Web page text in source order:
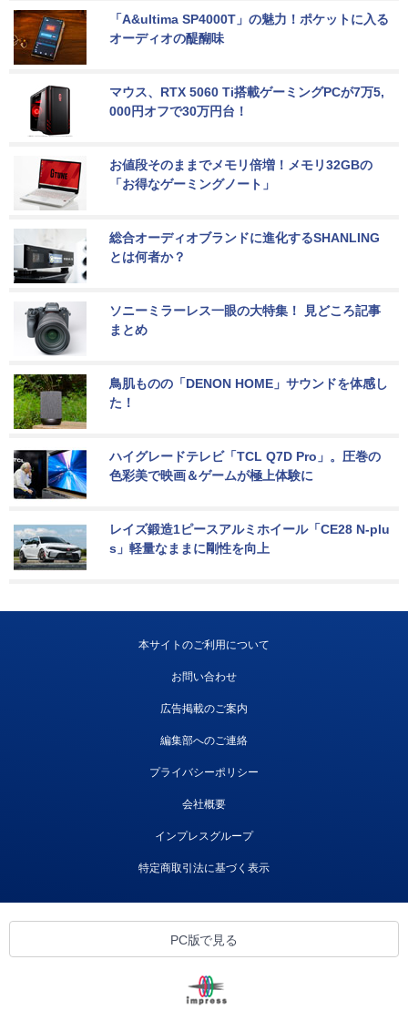
「A&ultima SP4000T」の魅力！ポケットに入る
オーディオの醍醐味
マウス、RTX 5060 Ti搭載ゲーミングPCが7万5,
000円オフで30万円台！
お値段そのままでメモリ倍増！メモリ32GBの
「お得なゲーミングノート」
総合オーディオブランドに進化するSHANLING
とは何者か？
ソニーミラーレス一眼の大特集！ 見どころ記事
まとめ
鳥肌ものの「DENON HOME」サウンドを体感し
た！
ハイグレードテレビ「TCL Q7D Pro」。圧巻の
色彩美で映画＆ゲームが極上体験に
レイズ鍛造1ピースアルミホイール「CE28 N-plu
s」軽量なままに剛性を向上
本サイトのご利用について
お問い合わせ
広告掲載のご案内
編集部へのご連絡
プライバシーポリシー
会社概要
インプレスグループ
特定商取引法に基づく表示
PC版で見る